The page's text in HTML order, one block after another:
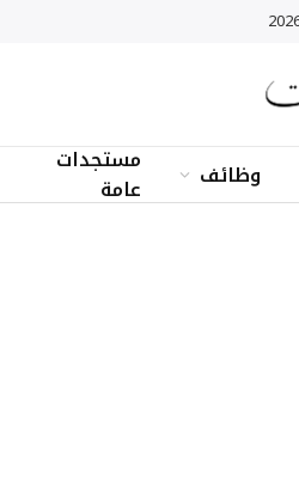
وظائف
مستجدات
عامة